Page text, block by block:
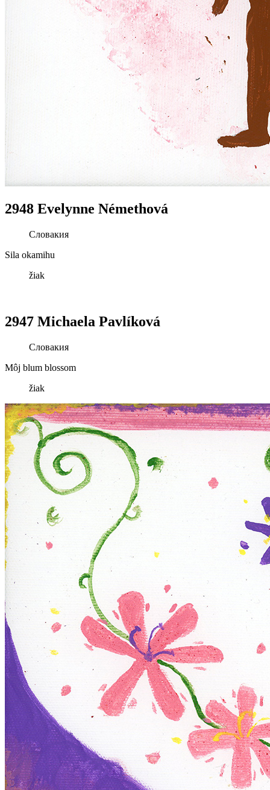
2948 Evelynne Némethová
Словакия
Sila okamihu
žiak
2947 Michaela Pavlíková
Словакия
Môj blum blossom
žiak